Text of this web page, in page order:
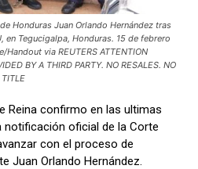
WhatsApp
WhatsApp
Honduras Juan Orlando Hernández tras
en Tegucigalpa, Honduras. 15 de febrero
via REUTERS ATTENTION
BY A THIRD PARTY. NO RESALES. NO
TITLE
Reina confirmo en las ultimas
notificación oficial de la Corte
con el proceso de
Juan Orlando Hernández.